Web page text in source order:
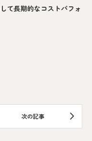
て長期的なコストパフォ